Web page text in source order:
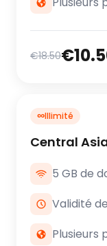
€18.50
∞Illimité
Central
5 GB de
Validité
Plusieurs